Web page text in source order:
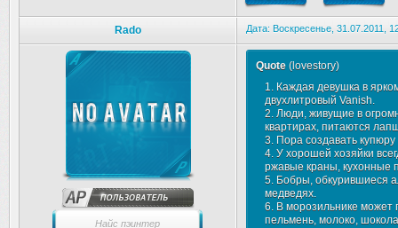
Rado Дата: Воскресенье, 31.07.2011,
Найс пэинтер
Quote ( lovestory)
1. Каждая девушка в
двухлитровый Vanish.
2. Люди, живущие в
квартирах, питаются
3. Пора создавать
4. У хорошей хозяйки
ржавые краны, кухонные
5. Бобры, обкурившиеся
медведях.
6. В морозильнике может
пельмень, молоко,